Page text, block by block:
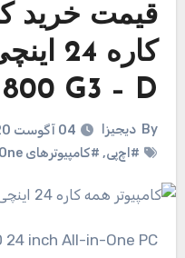
قیمت خرید
کاره
G3 – D
By دیجیزا
04 آگوست 2020
#اچ‌پی, #کامپیوترهای All-in-One
24 inch All-in-One PC